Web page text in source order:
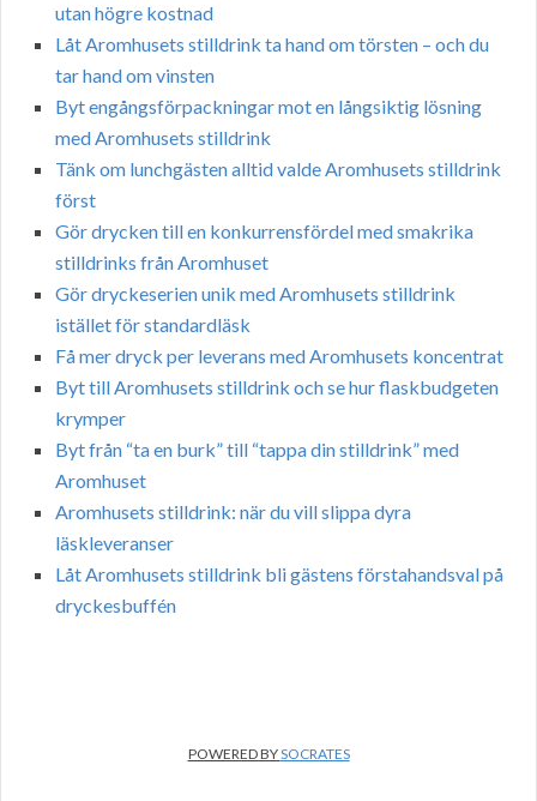
utan högre kostnad
Låt Aromhusets stilldrink ta hand om törsten – och du
tar hand om vinsten
Byt engångsförpackningar mot en långsiktig lösning
med Aromhusets stilldrink
Tänk om lunchgästen alltid valde Aromhusets stilldrink
först
Gör drycken till en konkurrensfördel med smakrika
stilldrinks från Aromhuset
Gör dryckeserien unik med Aromhusets stilldrink
istället för standardläsk
Få mer dryck per leverans med Aromhusets koncentrat
Byt till Aromhusets stilldrink och se hur flaskbudgeten
krymper
Byt från “ta en burk” till “tappa din stilldrink” med
Aromhuset
Aromhusets stilldrink: när du vill slippa dyra
läskleveranser
Låt Aromhusets stilldrink bli gästens förstahandsval på
dryckesbuffén
POWERED BYSOCRATES